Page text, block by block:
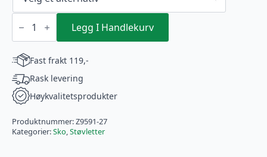
RIEKER
Støvlett
antall
Legg I Handlekurv
Fast frakt 119,-
Rask levering
Høykvalitetsprodukter
Produktnummer:Z9591-27
Kategorier:Sko,Støvletter